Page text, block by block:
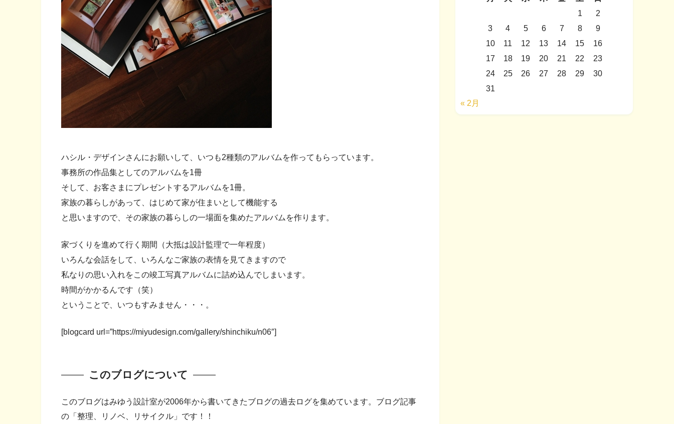
ハシル・デザインさんにお願いして、いつも2種類のアルバムを作ってもらっています。
事務所の作品集としてのアルバムを1冊
そして、お客さまにプレゼントするアルバムを1冊。
家族の暮らしがあって、はじめて家が住まいとして機能する
と思いますので、その家族の暮らしの一場面を集めたアルバムを作ります。
家づくりを進めて行く期間（大抵は設計監理で一年程度）
いろんな会話をして、いろんなご家族の表情を見てきますので
私なりの思い入れをこの竣工写真アルバムに詰め込んでしまいます。
時間がかかるんです（笑）
ということで、いつもすみません・・・。
[blogcard url=”https://miyudesign.com/gallery/shinchiku/n06″]
このブログについて
このブログはみゆう設計室が2006年から書いてきたブログの過去ログを集めています。ブログ記事
の「整理、リノベ、リサイクル」です！！
1
2
3
4 5 6 7 8
9
10
11 12 13 14 15
16
17
18 19 20 21 22
23
24
25 26 27 28 29
30
31
« 2月